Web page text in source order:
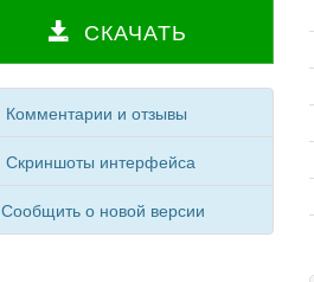
СКАЧАТЬ
Комментарии и отзывы
Скриншоты интерфейса
Сообщить о новой версии